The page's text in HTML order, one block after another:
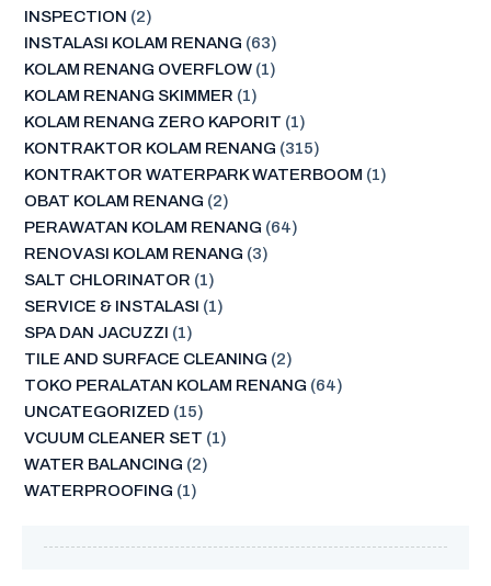
INSPECTION (2)
INSTALASI KOLAM RENANG (63)
KOLAM RENANG OVERFLOW(1)
KOLAM RENANG SKIMMER (1)
KOLAM RENANG ZERO KAPORIT (1)
KONTRAKTOR KOLAM RENANG (315)
KONTRAKTOR WATERPARK WATERBOOM (1)
OBAT KOLAM RENANG (2)
PERAWATAN KOLAM RENANG (64)
RENOVASI KOLAM RENANG (3)
SALT CHLORINATOR (1)
SERVICE & INSTALASI (1)
SPA DAN JACUZZI (1)
TILE AND SURFACE CLEANING (2)
TOKO PERALATAN KOLAM RENANG (64)
UNCATEGORIZED (15)
VCUUM CLEANER SET (1)
WATER BALANCING (2)
WATERPROOFING (1)